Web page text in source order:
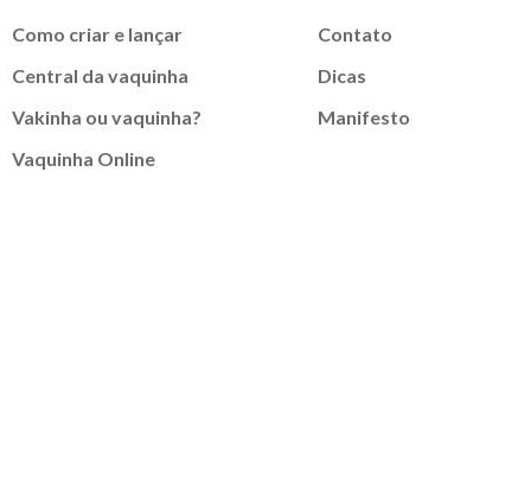
Como criar e lançar
Central da vaquinha
Vakinha ou vaquinha?
Vaquinha Online
Contato
Dicas
Manifesto